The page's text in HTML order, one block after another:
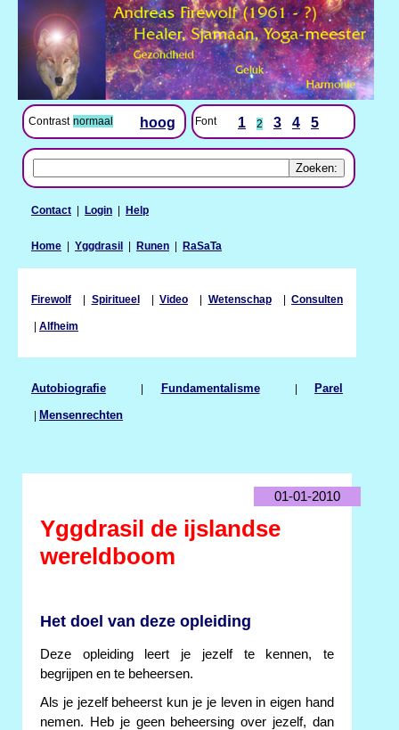
Contrast normaal hoog Font 1 2 3 4 5
Contact | Login | Help
Home | Yggdrasil | Runen | RaSaTa
Firewolf | Spiritueel| Video | Wetenschap| Consulten
| Alfheim
Autobiografie | Fundamentalisme| Parel
| Mensenrechten
01-01-2010
Yggdrasil de ijslandse
wereldboom
Het doel van deze opleiding
Deze opleiding leert je jezelf te kennen, te
begrijpen en te beheersen.
Als je jezelf beheerst kun je je leven in eigen hand
nemen. Heb je geen beheersing over jezelf, dan